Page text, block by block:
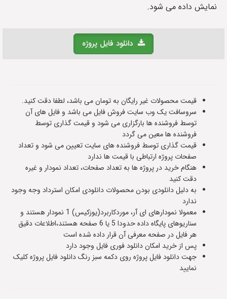
نمایش داده می شود.
دانلود فایل پروژه
قیمت محصولات غیر رایگان به تومان می باشد، لطفا دقت کنید.
سروسافت یک وب سایت فروش فایل می باشد و فایل های آن
توسط فروشنده ها بارگزاری می شود و قیمت گذاری توسط
فروشنده ها معین می گردد
قیمت گذاری توسط فروشنده های سایت تعیین می شود و تعداد
صفحات پروژه ارتباطی با قیمت ها ندارد
هنگام خرید در پروژه ها به تعداد صفحات، تعداد نمودار و غیره
دقت کنید
به دلیل دانلودی بودن محصولات دانلودی امکان استرداد وجه وجود
ندارد
معمولا نمودارهای ای آر، موردکاربرد(یوزکیس) 1 نمودار هستند و
سناریوهای پایگاه داده حدودا 5 یا 6 صفحه هستند،اطلاعات دقیق
هر فایل در صفحه معرفی آن قرار داده شده است
پس از خرید امکان دانلود فوری فایل وجود دارد
جهت دانلود فایل پروژه روی دکمه سبز رنگ دانلود فایل پروژه کلیک
نمایید